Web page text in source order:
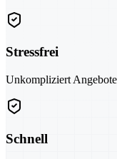
Stressfrei
Unkompliziert
Schnell